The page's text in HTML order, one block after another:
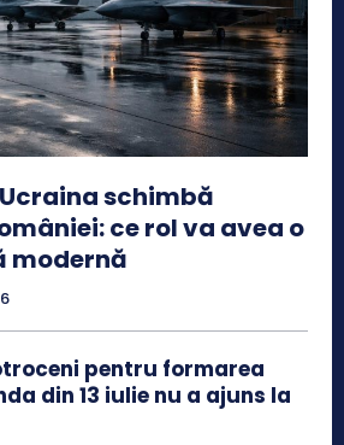
schimbă
ce rol va avea o
modernă
pentru formarea
din 13 iulie nu a ajuns la